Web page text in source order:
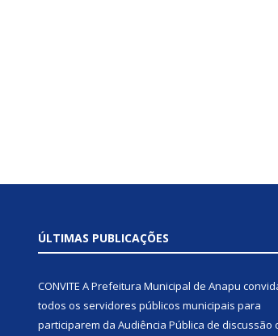
ÚLTIMAS PUBLICAÇÕES
CONVITE A Prefeitura Municipal de Anapu
todos os servidores públicos municipais para
participarem da Audiência Pública de discussão